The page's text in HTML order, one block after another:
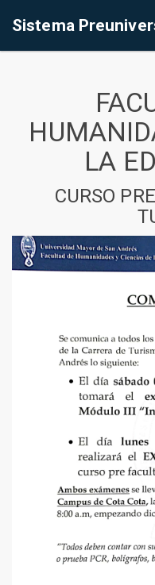
Sistema
LA
CURSO